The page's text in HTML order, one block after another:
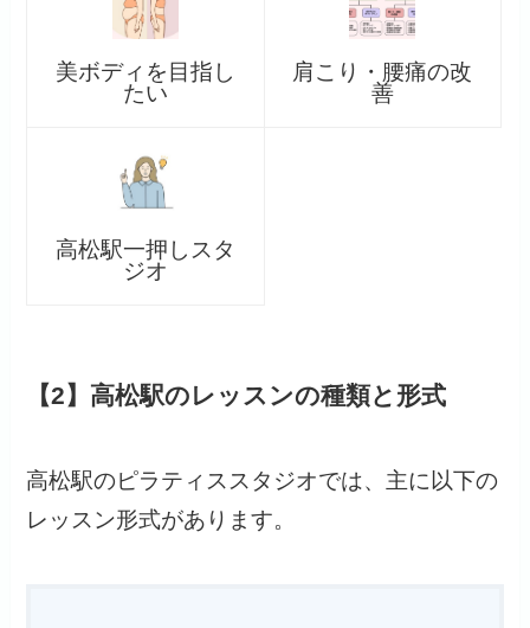
美ボディを目指し
たい
肩こり・腰痛の改
善
高松駅一押しスタ
ジオ
【2】高松駅のレッスンの種類と形式
高松駅のピラティススタジオでは、主に以下の
レッスン形式があります。